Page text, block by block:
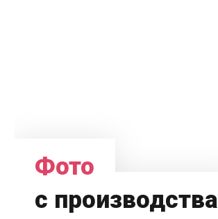
Фото
с производства